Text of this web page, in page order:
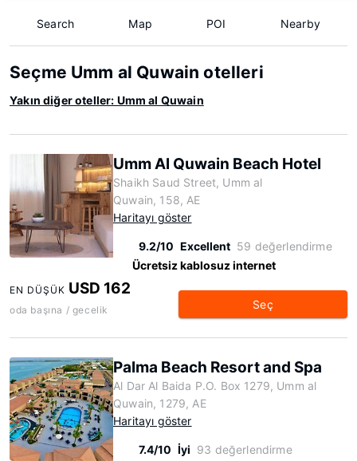
Search Map POI Nearby
Seçme Umm al Quwain otelleri
Yakın diğer oteller: Umm al Quwain
Umm Al Quwain Beach Hotel
Shaikh Saud Street, Umm al
Quwain, 158, AE
Haritayı göster
9.2/10 Excellent 59 değerlendirme
Ücretsiz kablosuz internet
EN DÜŞÜK USD 162
oda başına / gecelik Seç
Palma Beach Resort and Spa
Al Dar Al Baida P.O. Box 1279, Umm al
Quwain, 1279, AE
Haritayı göster
7.4/10 İyi 93 değerlendirme